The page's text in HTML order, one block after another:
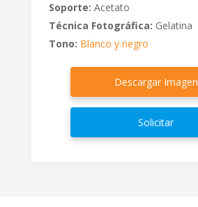
Soporte: Acetato
Técnica Fotográfica: Gelatina
Tono: Blanco y negro
Descargar Imagen
Solicitar